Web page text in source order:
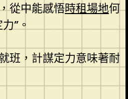
從中能感悟時租場地何
”。
班，計謀定力意味著耐